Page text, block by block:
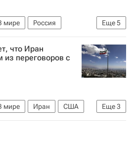
Еще5
мире
Россия
ХАМАС
ООН
что Иран
из переговоров с
Еще3
мире Иран
США
ХАМАС